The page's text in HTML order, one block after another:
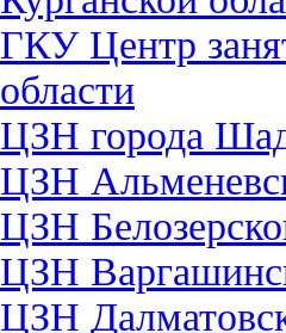
ГКУ Центр
области
ЦЗН города
ЦЗН
ЦЗН
ЦЗН
ЦЗН